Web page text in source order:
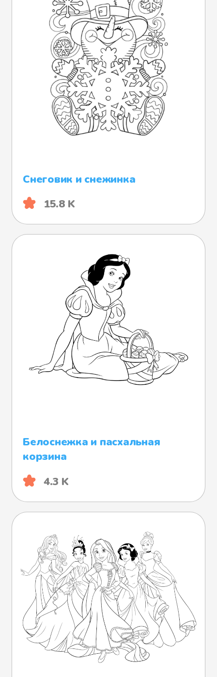
Снеговик и снежинка
15.8 K
Белоснежка и пасхальная
корзина
4.3 K